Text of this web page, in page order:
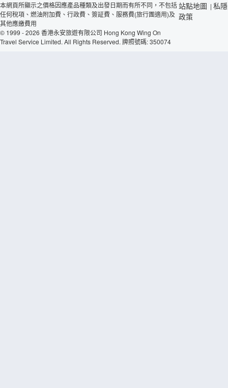
本網頁所顯示之價格因應產品種類及出發日期而有所不同，不包括
任何稅項、燃油附加費、行政費、簽証費、服務費(旅行團適用)及
其他應繳費用
© 1999 - 2026 香港永安旅遊有限公司 Hong Kong Wing On
Travel Service Limited. All Rights Reserved. 牌照號碼: 350074
站點地圖 | 私隱
政策